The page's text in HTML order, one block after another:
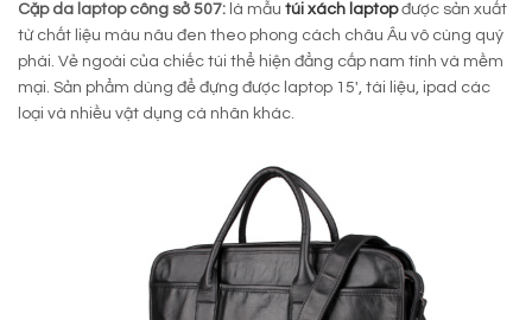
Cặp da laptop công sở 507: là mẫu túi xách laptopđược sản xuất
từ chất liệu màu nâu đen theo phong cách châu Âu vô cùng quý
phái. Vẻ ngoài của chiếc túi thể hiện đẳng cấp nam tính và mềm
mại. Sản phẩm dùng để đựng được laptop 15′, tài liệu, ipad các
loại và nhiều vật dụng cá nhân khác.